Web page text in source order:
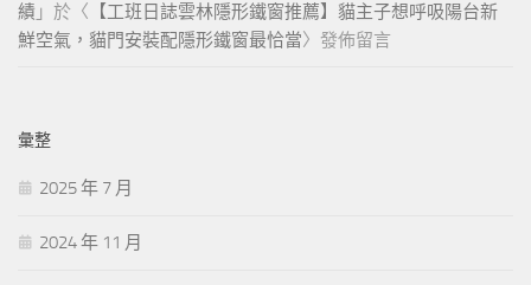
績 」於〈 【工班日誌雲林隱形鐵窗推薦】貓主子想呼吸陽台新
鮮空氣，貓門安裝配隱形鐵窗最恰當〉發佈留言
彙整
2025 年 7 月
2024 年 11 月